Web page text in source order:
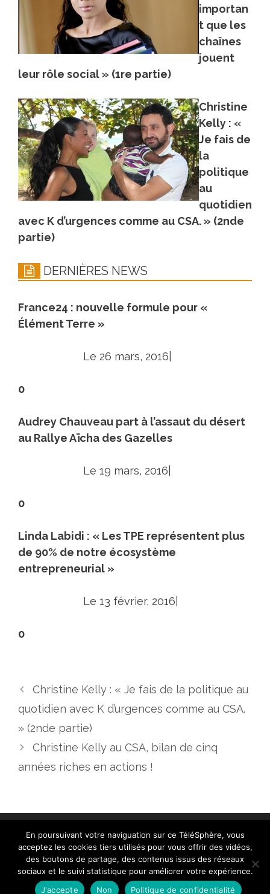
importan
t que les
chaînes
jouent
leur rôle social » (1re partie)
Christine
Kelly : «
Je fais de
la
politique
au
quotidien
avec K d’urgences comme au CSA. » (2nde
partie)
DERNIÈRES NEWS
France24 : nouvelle formule pour «
Élément Terre »
Le 26 mars, 2016|
0
Audrey Chauveau part à l’assaut du désert
au Rallye Aïcha des Gazelles
Le 19 mars, 2016|
0
Linda Labidi : « Les TPE représentent plus
de 90% de notre écosystème
entrepreneurial »
Le 13 février, 2016|
0
Christine Kelly : « Je fais de la politique au
quotidien avec K d’urgences comme au CSA.
» (2nde partie)
Christine Kelly au CSA, bilan de cinq
années riches en actions !
Contact|Mentions légales |Crédits|Politique de
cookies (UE) | © telesphere.fr 2026
En poursuivant votre naviguation sur ce TéléSphère, vous
acceptez les cookies tiers utilisés pour vous offrir des vidéos,
des boutons de partage, des contenus issus des réseaux
sociaux et le suivi statistique pour améliorer votre expérience.
J'accepte
Non Politique de confidentialité